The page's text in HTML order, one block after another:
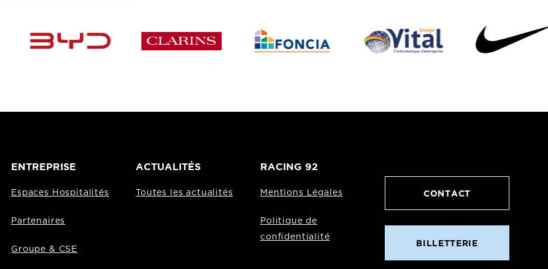
ENTREPRISE
Espaces Hospitalités
Partenaires
Groupe & CSE
ACTUALITÉS
Toutes les actualités
RACING 92
Mentions Légales
Politique de
confidentialité
CONTACT
BILLETTERIE